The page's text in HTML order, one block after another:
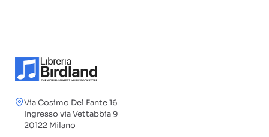
Via Cosimo Del Fante 16
Ingresso via Vettabbia 9
20122 Milano